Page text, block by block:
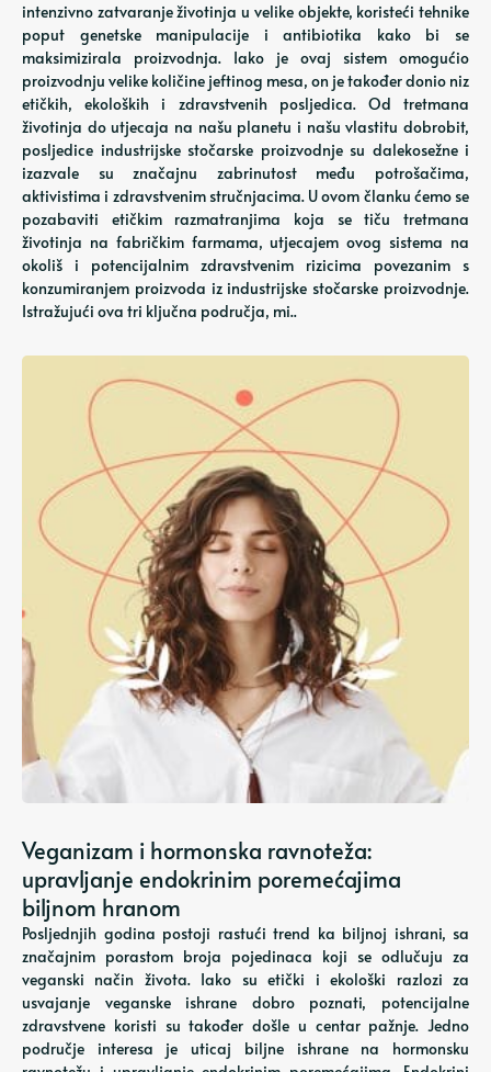
intenzivno zatvaranje životinja u velike objekte, koristeći tehnike
poput genetske manipulacije i antibiotika kako bi se
maksimizirala proizvodnja. Iako je ovaj sistem omogućio
proizvodnju velike količine jeftinog mesa, on je također donio niz
etičkih, ekoloških i zdravstvenih posljedica. Od tretmana
životinja do utjecaja na našu planetu i našu vlastitu dobrobit,
posljedice industrijske stočarske proizvodnje su dalekosežne i
izazvale su značajnu zabrinutost među potrošačima,
aktivistima i zdravstvenim stručnjacima. U ovom članku ćemo se
pozabaviti etičkim razmatranjima koja se tiču ​​tretmana
životinja na fabričkim farmama, utjecajem ovog sistema na
okoliš i potencijalnim zdravstvenim rizicima povezanim s
konzumiranjem proizvoda iz industrijske stočarske proizvodnje.
Istražujući ova tri ključna područja, mi..
Veganizam i hormonska ravnoteža:
upravljanje endokrinim poremećajima
biljnom hranom
Posljednjih godina postoji rastući trend ka biljnoj ishrani, sa
značajnim porastom broja pojedinaca koji se odlučuju za
veganski način života. Iako su etički i ekološki razlozi za
usvajanje veganske ishrane dobro poznati, potencijalne
zdravstvene koristi su također došle u centar pažnje. Jedno
područje interesa je uticaj biljne ishrane na hormonsku